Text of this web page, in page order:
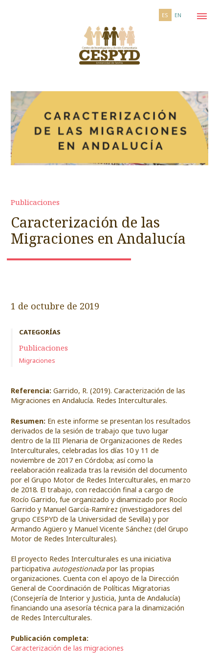
ES EN
Publicaciones
Caracterización de las
Migraciones en Andalucía
1 de octubre de 2019
CATEGORÍAS
Publicaciones
Migraciones
Referencia:Garrido, R. (2019). Caracterización de las
Migraciones en Andalucía. Redes Interculturales.
Resumen: En este informe se presentan los resultados
derivados de la sesión de trabajo que tuvo lugar
dentro de la III Plenaria de Organizaciones de Redes
Interculturales, celebradas los días 10 y 11 de
noviembre de 2017 en Córdoba; así como la
reelaboración realizada tras la revisión del documento
por el Grupo Motor de Redes Interculturales, en marzo
de 2018. El trabajo, con redacción final a cargo de
Rocío Garrido, fue organizado y dinamizado por Rocío
Garrido y Manuel García-Ramírez (investigadores del
grupo CESPYD de la Universidad de Sevilla) y por
Armando Agüero y Manuel Vicente Sánchez (del Grupo
Motor de Redes Interculturales).
El proyecto Redes Interculturales es una iniciativa
participativa autogestionadapor las propias
organizaciones. Cuenta con el apoyo de la Dirección
General de Coordinación de Políticas Migratorias
(Consejería de Interior y Justicia, Junta de Andalucía)
financiando una asesoría técnica para la dinamización
de Redes Interculturales.
Publicación completa:
Caracterización de las migraciones